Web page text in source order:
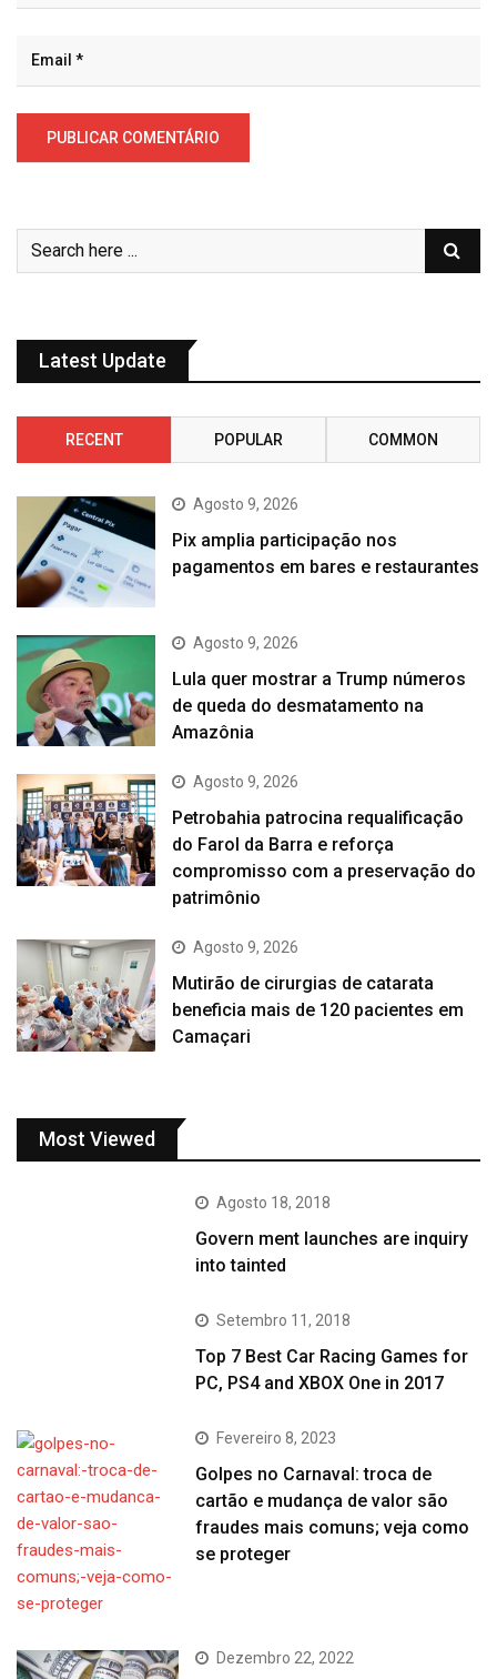
Latest Update
RECENT POPULAR COMMON
Agosto 9, 2026
Pix amplia participação nos
pagamentos em bares e restaurantes
Agosto 9, 2026
Lula quer mostrar a Trump números
de queda do desmatamento na
Amazônia
Agosto 9, 2026
Petrobahia patrocina requalificação
do Farol da Barra e reforça
compromisso com a preservação do
patrimônio
Agosto 9, 2026
Mutirão de cirurgias de catarata
beneficia mais de 120 pacientes em
Camaçari
Most Viewed
Agosto 18, 2018
Govern ment launches are inquiry
into tainted
Setembro 11, 2018
Top 7 Best Car Racing Games for
PC, PS4 and XBOX One in 2017
Fevereiro 8, 2023
Golpes no Carnaval: troca de
cartão e mudança de valor são
fraudes mais comuns; veja como
se proteger
Dezembro 22, 2022